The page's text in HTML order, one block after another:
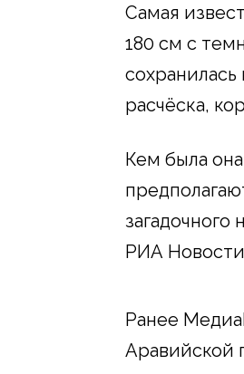
Самая
180 см с
расчёска,
Кем была
РИА
Ранее
Аравийской